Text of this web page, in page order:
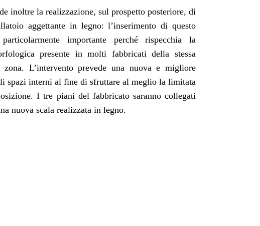
inoltre la realizzazione, sul prospetto posteriore, di
aggettante in legno: l’inserimento di questo
importante perché rispecchia la
presente in molti fabbricati della stessa
zona. L’intervento prevede una nuova e migliore
spazi interni al fine di sfruttare al meglio la limitata
I tre piani del fabbricato saranno collegati
nuova scala realizzata in legno.